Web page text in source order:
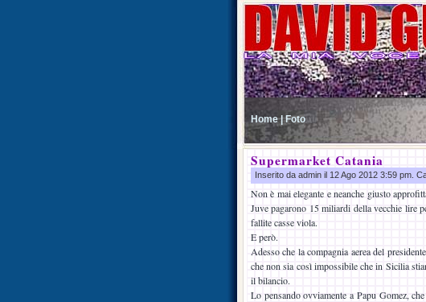
Home | Foto
Supermarket Catania
Inserito da admin il 12 Ago 2012 3:59 pm.
Non è mai elegante e neanche giusto
Juve pagarono 15 miliardi della vecchie lire
fallite casse viola.
E però.
Adesso che la compagnia aerea del
che non sia così impossibile che in Sicilia
il bilancio.
Lo pensando ovviamente a Papu Gomez,